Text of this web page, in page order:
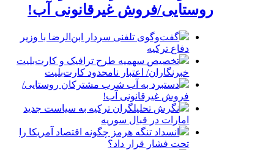
روستایی/فروش غیرقانونی آب!
گفت‌وگوی تلفنی سردار ابن‌الرضا با وزیر
دفاع ترکیه
تخصیص سهمیه طرح ترافیک و کارت‌بلیت
خبرنگاران/ اعتبار نامحدود کارت‌بلیت
دستبرد به آب شرب مشترکان روستایی/
فروش غیرقانونی آب!
نگرش تحلیلگران ترکیه به سیاست جدید
امارات در قبال سوریه
انسداد تنگه هرمز چگونه اقتصاد آمریکا را
تحت فشار قرار داد؟